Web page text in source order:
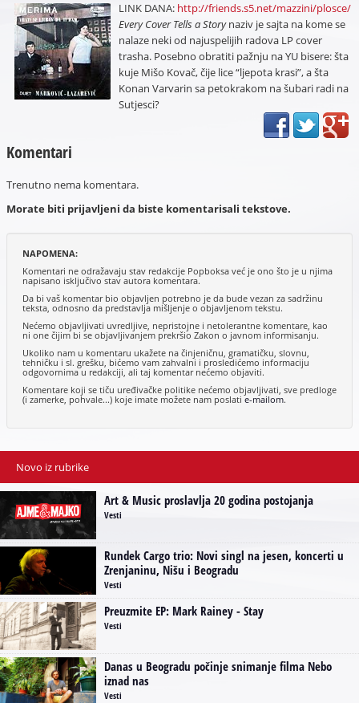
LINK DANA: http://friends.s5.net/mazzini/plosce/
Every Cover Tells a Storynaziv je sajta na kome se
nalaze neki od najuspelijih radova LP cover
trasha. Posebno obratiti pažnju na YU bisere: šta
kuje Mišo Kovač, čije lice “ljepota krasi”, a šta
Konan Varvarin sa petokrakom na šubari radi na
Sutjesci?
Komentari
Trenutno nema komentara.
Morate biti prijavljeni da biste komentarisali tekstove.
NAPOMENA:
Komentari ne odražavaju stav redakcije Popboksa već je ono što je u njima
napisano isključivo stav autora komentara.
Da bi vaš komentar bio objavljen potrebno je da bude vezan za sadržinu
teksta, odnosno da predstavlja mišljenje o objavljenom tekstu.
Nećemo objavljivati uvredljive, nepristojne i netolerantne komentare, kao
ni one čijim bi se objavljivanjem prekršio Zakon o javnom informisanju.
Ukoliko nam u komentaru ukažete na činjeničnu, gramatičku, slovnu,
tehničku i sl. grešku, bićemo vam zahvalni i prosledićemo informaciju
odgovornima u redakciji, ali taj komentar nećemo objaviti.
Komentare koji se tiču uređivačke politike nećemo objavljivati, sve predloge
(i zamerke, pohvale...) koje imate možete nam poslatie-mailom.
Novo iz rubrike
Art & Music proslavlja 20 godina postojanja
Vesti
Rundek Cargo trio: Novi singl na jesen, koncerti u
Zrenjaninu, Nišu i Beogradu
Vesti
Preuzmite EP: Mark Rainey - Stay
Vesti
Danas u Beogradu počinje snimanje filma Nebo
iznad nas
Vesti